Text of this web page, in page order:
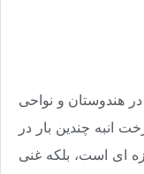
هندوستان و نواحی
انبه چندین بار در
ای است، بلکه غنی